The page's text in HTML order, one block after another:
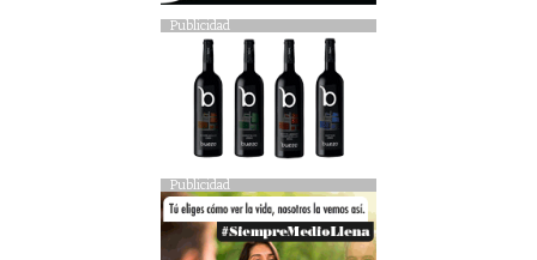
Publicidad
Publicidad